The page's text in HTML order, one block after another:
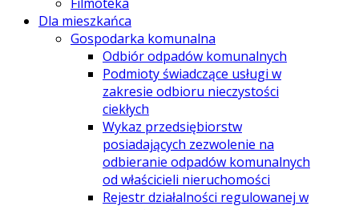
Dla mieszkańca
Gospodarka komunalna
Odbiór odpadów komunalnych
Podmioty świadczące usługi w
zakresie odbioru nieczystości
ciekłych
Wykaz przedsiębiorstw
posiadających zezwolenie na
odbieranie odpadów komunalnych
od właścicieli nieruchomości
Rejestr działalności regulowanej w